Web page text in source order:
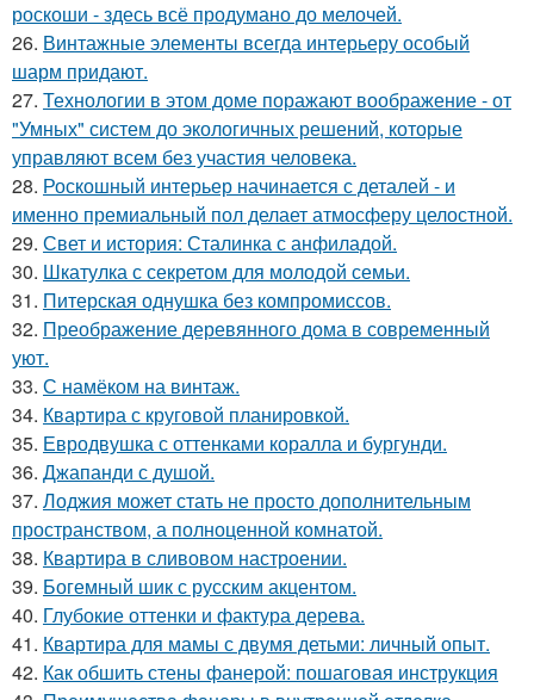
роскоши - здесь всё продумано до мелочей.
26. Винтажные элементы всегда интерьеру особый
шарм придают.
27. Технологии в этом доме поражают воображение - от
"Умных" систем до экологичных решений, которые
управляют всем без участия человека.
28. Роскошный интерьер начинается с деталей - и
именно премиальный пол делает атмосферу целостной.
29. Свет и история: Сталинка с анфиладой.
30. Шкатулка с секретом для молодой семьи.
31. Питерская однушка без компромиссов.
32. Преображение деревянного дома в современный
уют.
33. С намёком на винтаж.
34. Квартира с круговой планировкой.
35. Евродвушка с оттенками коралла и бургунди.
36. Джапанди с душой.
37. Лоджия может стать не просто дополнительным
пространством, а полноценной комнатой.
38. Квартира в сливовом настроении.
39. Богемный шик с русским акцентом.
40. Глубокие оттенки и фактура дерева.
41. Квартира для мамы с двумя детьми: личный опыт.
42. Как обшить стены фанерой: пошаговая инструкция